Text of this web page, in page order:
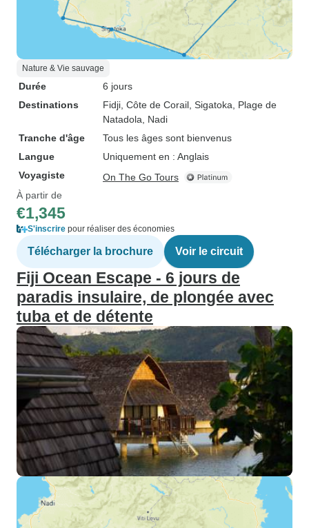
Nature & Vie sauvage
Durée
6 jours
Destinations
Fidji , Côte de Corail , Sigatoka , Plage de
Natadola , Nadi
Tranche d'âge
Tous les âges sont bienvenus
Langue
Uniquement en : Anglais
Voyagiste
On The Go Tours
À partir de
€1,345
S'inscrire pour réaliser des économies
Télécharger la brochure Voir le circuit
Fiji Ocean Escape - 6 jours de
paradis insulaire, de plongée avec
tuba et de détente